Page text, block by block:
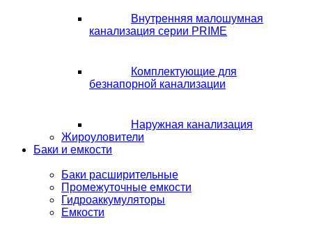
Внутренняя малошумная
канализация серии PRIME
Комплектующие для
безнапорной канализации
Наружная канализация
Жироуловители
Баки и емкости
Баки расширительные
Промежуточные емкости
Гидроаккумуляторы
Емкости